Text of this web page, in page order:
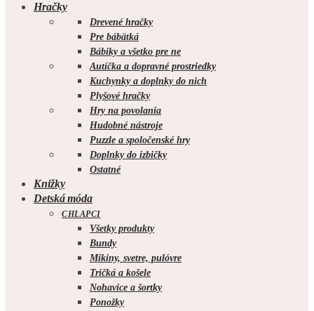
0.00
Hračky
Drevené hračky
Pre bábätká
Bábiky a všetko pre ne
Autíčka a dopravné prostriedky
Kuchynky a doplnky do nich
Plyšové hračky
Hry na povolania
Hudobné nástroje
Puzzle a spoločenské hry
Doplnky do izbičky
Ostatné
Knižky
Detská móda
CHLAPCI
Všetky produkty
Bundy
Mikiny, svetre, pulóvre
Tričká a košele
Nohavice a šortky
Ponožky